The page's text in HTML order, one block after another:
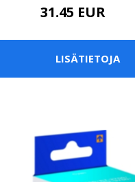
31.45 EUR
LISÄTIETOJA